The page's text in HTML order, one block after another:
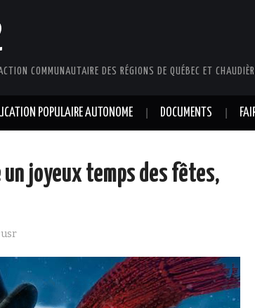
COMMUNAUTAIRE DES RÉGIONS DE QUÉBEC ET
POPULAIRE AUTONOME DOCUMENTS
un joyeux temps des fêtes,